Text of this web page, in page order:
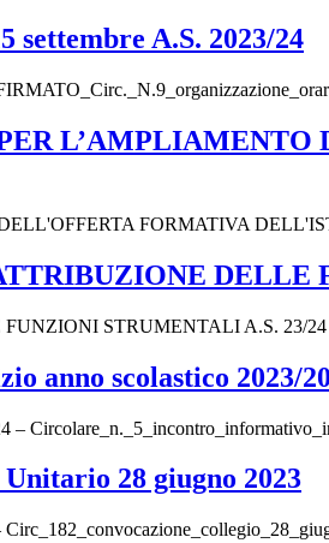
settembre A.S. 2023/24
L’AMPLIAMENTO
FORMATIVA
DELLE
STRUMENTALI A.S. 23/24 –
anno scolastico 2023/
28 giugno 2023